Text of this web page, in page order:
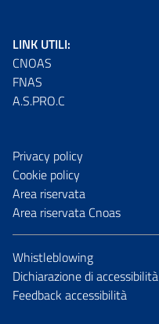
LINK UTILI:
CNOAS
FNAS
A.S.PRO.C
Privacy policy
Cookie policy
Area riservata
Area riservata Cnoas
Whistleblowing
Dichiarazione di accessibilità
Feedback accessibilità